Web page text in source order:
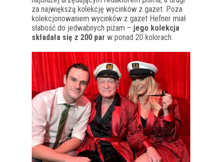
za największą kolekcję wycinków z gazet. Poza
kolekcjonowaniem wycinków z gazet Hefner miał
słabość do jedwabnych piżam – jego kolekcja
składała się z 200 par w ponad 20 kolorach.